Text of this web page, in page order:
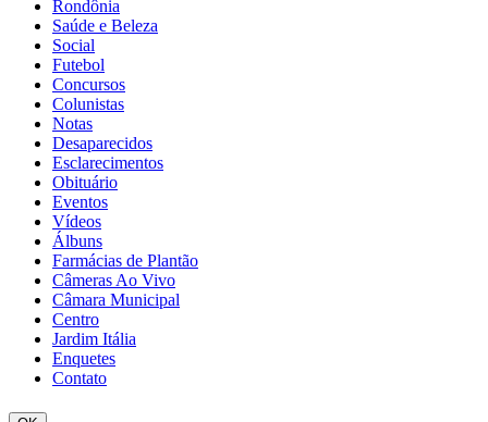
Rondônia
Saúde e Beleza
Social
Futebol
Concursos
Colunistas
Notas
Desaparecidos
Esclarecimentos
Obituário
Eventos
Vídeos
Álbuns
Farmácias de Plantão
Câmeras Ao Vivo
Câmara Municipal
Centro
Jardim Itália
Enquetes
Contato